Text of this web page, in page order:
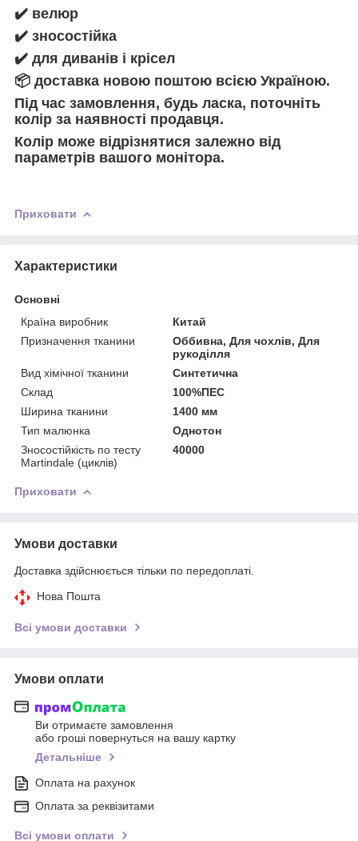
✔️ велюр
✔️ зносостійка
✔️ для диванів і крісел
📦 доставка новою поштою всією Україною.
Під час замовлення, будь ласка, поточніть
колір за наявності продавця.
Колір може відрізнятися залежно від
параметрів вашого монітора.
Приховати
Характеристики
Основні
Країна виробник
Китай
Призначення тканини
Оббивна, Для чохлів, Для
рукоділля
Вид хімічної тканини
Синтетична
Склад
100%ПЕС
Ширина тканини
1400 мм
Тип малюнка
Однотон
Зносостійкість по тесту
Martindale (циклів)
40000
Приховати
Умови доставки
Доставка здійснюється тільки по передоплаті.
Нова Пошта
Всі умови доставки
Умови оплати
Ви отримаєте замовлення
або гроші повернуться на вашу картку
Детальніше
Оплата на рахунок
Оплата за реквізитами
Всі умови оплати